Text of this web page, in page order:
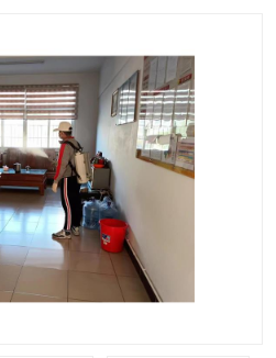
食堂消杀
园区消杀